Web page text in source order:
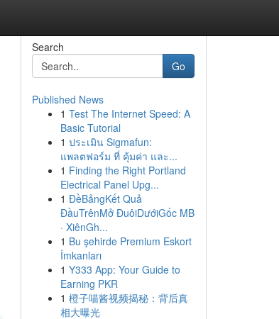
Search
Go
Published News
1 Test The Internet Speed: A
Basic Tutorial
1 ประเมิน Sigmafun:
แพลตฟอร์ม ที่ คุ้มค่า และ...
1 Finding the Right Portland
Electrical Panel Upg...
1 ĐềBảngKết Quả
ĐầuTrênMở ĐuôiDướiGốc MB
· XiênGh...
1 Bu şehirde Premium Eskort
İmkanları
1 Y333 App: Your Guide to
Earning PKR
1 橙子喵酱视频揭秘：背后真
相大曝光